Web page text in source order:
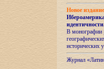
Новое
идентичности
В монографии
исторических
Журнал